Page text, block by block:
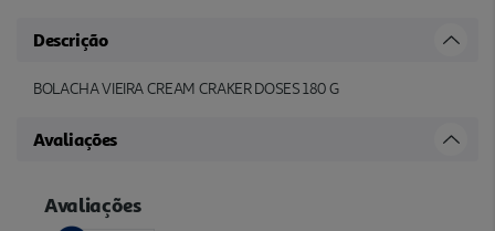
Descrição
BOLACHA VIEIRA CREAM CRAKER DOSES 180 G
Avaliações